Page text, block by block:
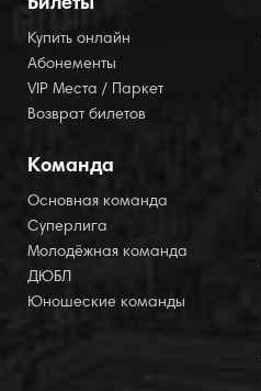
Билеты
Купить онлайн
Абонементы
VIP Места / Паркет
Возврат билетов
Команда
Основная команда
Суперлига
Молодёжная команда
ДЮБЛ
Юношеские команды